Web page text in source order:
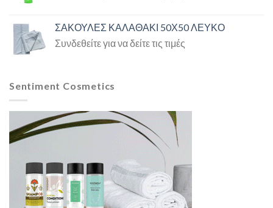
ΣΑΚΟΥΛΕΣ ΚΑΛΑΘΑΚΙ 50Χ50 ΛΕΥΚΟ
Συνδεθείτε για να δείτε τις τιμές
Sentiment Cosmetics